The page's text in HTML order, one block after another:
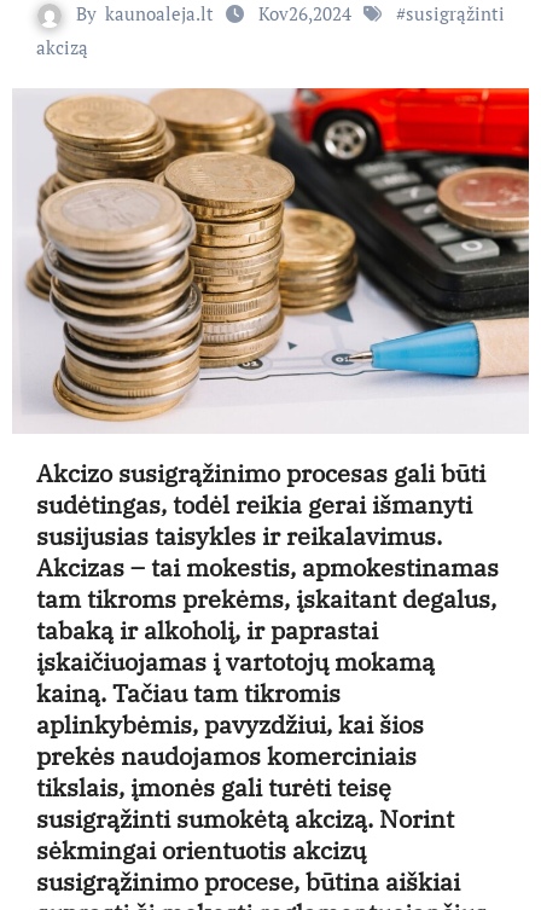
By kaunoaleja.lt Kov26,2024 #susigrąžinti
akcizą
Akcizo susigrąžinimo procesas gali būti
sudėtingas, todėl reikia gerai išmanyti
susijusias taisykles ir reikalavimus.
Akcizas – tai mokestis, apmokestinamas
tam tikroms prekėms, įskaitant degalus,
tabaką ir alkoholį, ir paprastai
įskaičiuojamas į vartotojų mokamą
kainą. Tačiau tam tikromis
aplinkybėmis, pavyzdžiui, kai šios
prekės naudojamos komerciniais
tikslais, įmonės gali turėti teisę
susigrąžinti sumokėtą akcizą. Norint
sėkmingai orientuotis akcizų
susigrąžinimo procese, būtina aiškiai